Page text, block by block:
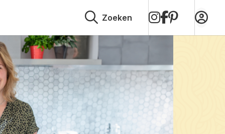
Zoeken
op
Instagram
op
Facebook
op
Pinterest